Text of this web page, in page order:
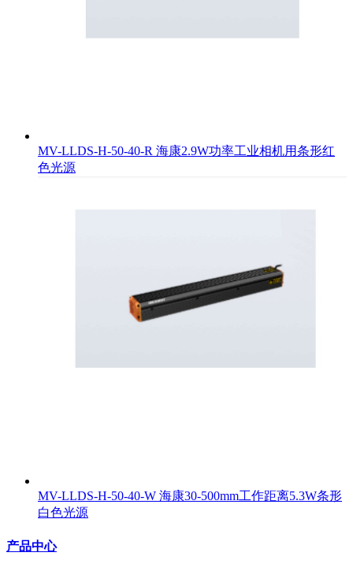
MV-LLDS-H-50-40-R 海康2.9W功率工业相机用条形红
色光源
MV-LLDS-H-50-40-W 海康30-500mm工作距离5.3W条形
白色光源
产品中心